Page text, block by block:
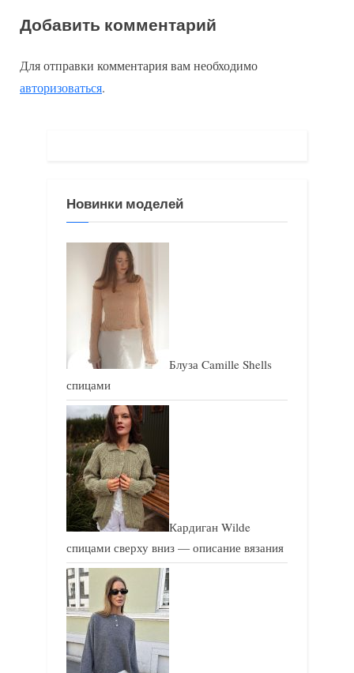
записям
д
д
у
е
у
ю
а
п
Добавить комментарий
Для отправки комментария вам необходимо
авторизоваться.
Новинки моделей
Блуза Camille Shells
спицами
Кардиган Wilde
спицами сверху вниз — описание вязания